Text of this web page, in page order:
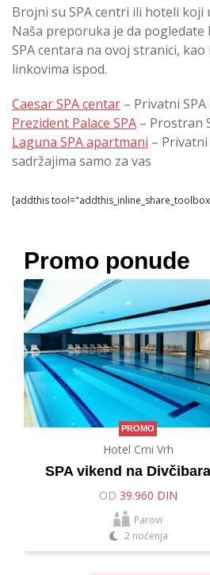
Brojni su SPA centri ili hoteli koji
Naša preporuka je da
SPA centara na ovoj stranici,
linkovima ispod.
Caesar SPA centar – Privatni
Prezident Palace SPA – Prostran
Laguna SPA apartmani –
sadržajima samo za vas
[addthis
Promo ponude
PROMO
Hotel Crni Vrh
SPA vikend na
OD 39.960 DIN
Parovi
2 noćenja